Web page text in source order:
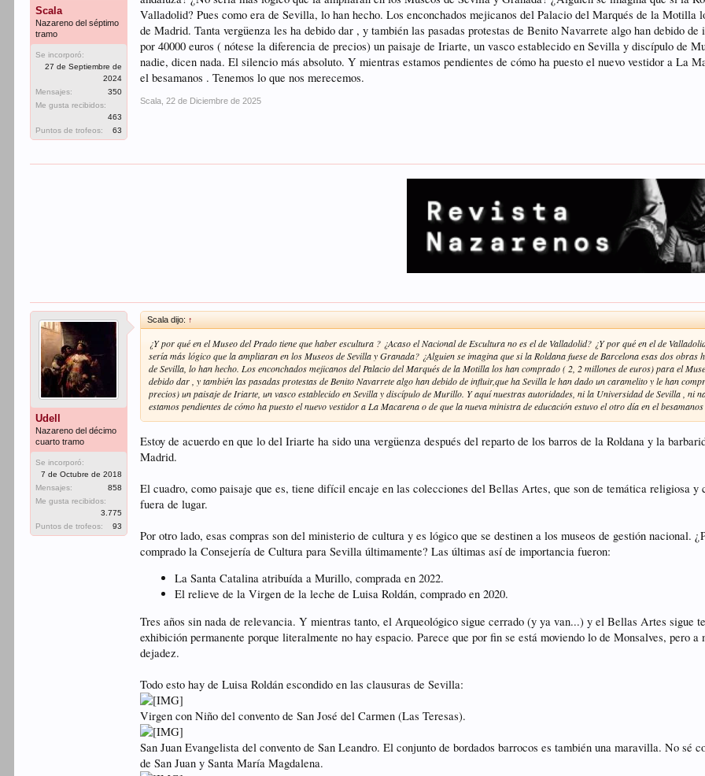
Scala
Nazareno del séptimo
tramo
Se incorporó:
27 de Septiembre de
2024
Mensajes:
350
Me gusta recibidos:
463
Puntos de trofeos:
63
Valladolid? Pues como era de Sevilla, lo han hecho. Los enconchados mejicanos del Palacio del Marqués de la
de Madrid. Tanta vergüenza les ha debido dar , y también las pasadas protestas de Benito Navarrete algo han debido
por 40000 euros ( nótese la diferencia de precios) un paisaje de Iriarte, un vasco establecido en Sevilla y discípulo de
nadie, dicen nada. El silencio más absoluto. Y mientras estamos pendientes de cómo ha puesto el nuevo vestidor a La
el besamanos . Tenemos lo que nos merecemos.
Scala 22 de Diciembre de 2025
Udell
Nazareno del décimo
cuarto tramo
Se incorporó:
7 de Octubre de 2018
Mensajes:
858
Me gusta recibidos:
3.775
Puntos de trofeos:
93
Scala dijo: ↑
¿Y por qué en el Museo del Prado tiene que haber escultura ? ¿Acaso el Nacional de Escultura no es el de Valladolid? ¿Y por qué en el de
sería más lógico que la ampliaran en los Museos de Sevilla y Granada? ¿Alguien se imagina que si la Roldana fuese de Barcelona esas dos
de Sevilla, lo han hecho. Los enconchados mejicanos del Palacio del Marqués de la Motilla los han comprado ( 2, 2 millones de euros) para el
debido dar , y también las pasadas protestas de Benito Navarrete algo han debido de influir,que ha Sevilla le han dado un caramelito y le han
precios) un paisaje de Iriarte, un vasco establecido en Sevilla y discípulo de Murillo. Y aquí nuestras autoridades, ni la Universidad de Sevilla , ni
estamos pendientes de cómo ha puesto el nuevo vestidor a La Macarena o de que la nueva ministra de educación estuvo el otro día en el
Estoy de acuerdo en que lo del Iriarte ha sido una vergüenza después del reparto de los barros de la Roldana y la
Madrid.
El cuadro, como paisaje que es, tiene difícil encaje en las colecciones del Bellas Artes, que son de temática religiosa
fuera de lugar.
Por otro lado, esas compras son del ministerio de cultura y es lógico que se destinen a los museos de gestión nacional.
comprado la Consejería de Cultura para Sevilla últimamente? Las últimas así de importancia fueron:
La Santa Catalina atribuída a Murillo, comprada en 2022.
El relieve de la Virgen de la leche de Luisa Roldán, comprado en 2020.
Tres años sin nada de relevancia. Y mientras tanto, el Arqueológico sigue cerrado (y ya van...) y el Bellas Artes sigue
exhibición permanente porque literalmente no hay espacio. Parece que por fin se está moviendo lo de Monsalves, pero
dejadez.
Todo esto hay de Luisa Roldán escondido en las clausuras de Sevilla:
Virgen con Niño del convento de San José del Carmen (Las Teresas).
San Juan Evangelista del convento de San Leandro. El conjunto de bordados barrocos es también una maravilla. No sé
de San Juan y Santa María Magdalena.